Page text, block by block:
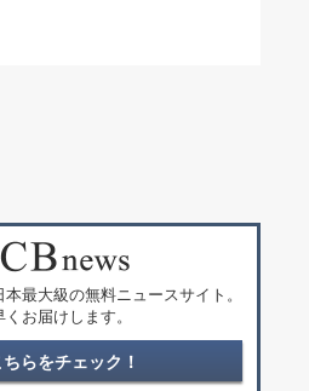
最大級の無料ニュースサイト。
お届けします。
らをチェック！